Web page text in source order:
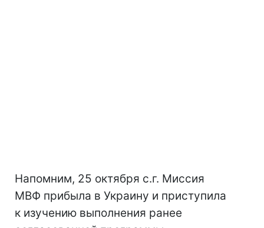
Напомним, 25 октября с.г. Миссия
МВФ прибыла в Украину и приступила
к изучению выполнения ранее